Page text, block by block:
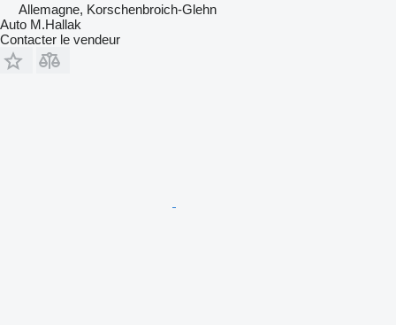
Allemagne, Korschenbroich-Glehn
Auto M.Hallak
Contacter le vendeur